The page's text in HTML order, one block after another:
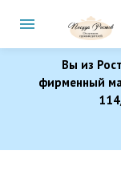
Вы из
фирменный